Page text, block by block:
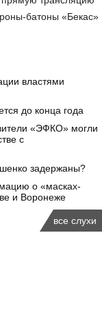
батоны «Бекас»
властями
до конца года
«ЭФКО» могли
с
задержаны?
о «масках-
и Воронеже
все слухи